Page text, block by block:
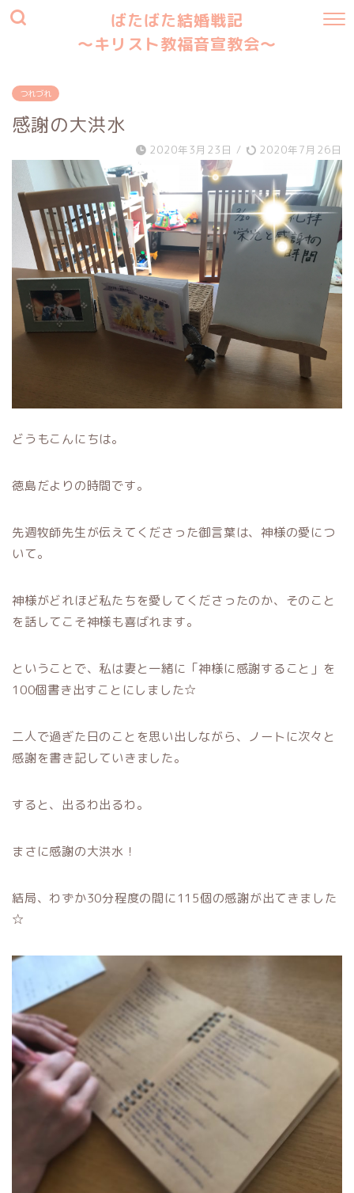
ばたばた結婚戦記
〜キリスト教福音宣教会〜
つれづれ
感謝の大洪水
2020年3月23日 / 2020年7月26日
どうもこんにちは。
徳島だよりの時間です。
先週牧師先生が伝えてくださった御言葉は、神様の愛につ
いて。
神様がどれほど私たちを愛してくださったのか、そのこと
を話してこそ神様も喜ばれます。
ということで、私は妻と一緒に「神様に感謝すること」を
100個書き出すことにしました☆
二人で過ぎた日のことを思い出しながら、ノートに次々と
感謝を書き記していきました。
すると、出るわ出るわ。
まさに感謝の大洪水！
結局、わずか30分程度の間に115個の感謝が出てきました
☆